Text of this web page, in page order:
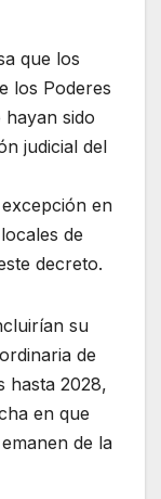
que los
los Poderes
sido
judicial del
en
de
decreto.
su
de
hasta 2028,
en que
de la